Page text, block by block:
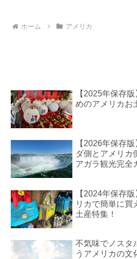
ホーム アメリカ
【2025年保存
めのアメリカお
【2026年保存
ダ側とアメリカ
アガラ観光完全
【2024年保存
リカで簡単に買
土産特集！
不気味でノスタ
うアメリカの文